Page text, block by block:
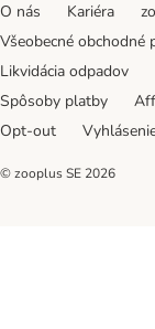
O nás Kariéra
Všeobecné obchodné
Likvidácia odpadov
Spôsoby platby
Opt-out
© zooplus SE 2026